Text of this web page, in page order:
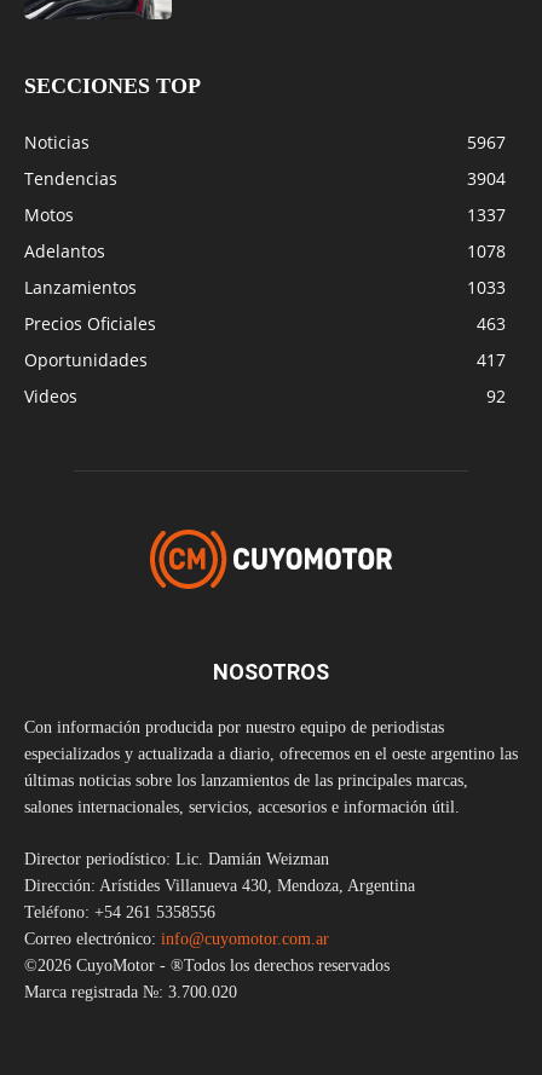
SECCIONES TOP
Noticias
5967
Tendencias
3904
Motos
1337
Adelantos
1078
Lanzamientos
1033
Precios Oficiales
463
Oportunidades
417
Videos
92
NOSOTROS
Con información producida por nuestro equipo de periodistas
especializados y actualizada a diario, ofrecemos en el oeste argentino las
últimas noticias sobre los lanzamientos de las principales marcas,
salones internacionales, servicios, accesorios e información útil.
Director periodístico: Lic. Damián Weizman
Dirección: Arístides Villanueva 430, Mendoza, Argentina
Teléfono: +54 261 5358556
Correo electrónico: info@cuyomotor.com.ar
©2026 CuyoMotor - ®Todos los derechos reservados
Marca registrada №: 3.700.020